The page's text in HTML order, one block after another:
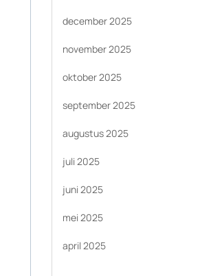
december 2025
november 2025
oktober 2025
september 2025
augustus 2025
juli 2025
juni 2025
mei 2025
april 2025